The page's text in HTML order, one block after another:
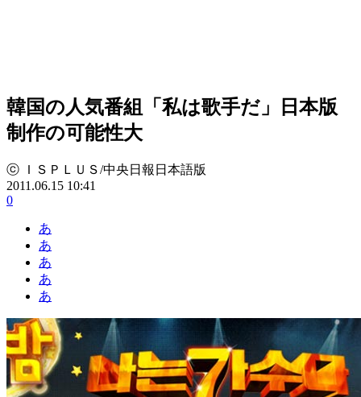
韓国の人気番組「私は歌手だ」日本版
制作の可能性大
ⓒ ＩＳＰＬＵＳ/中央日報日本語版
2011.06.15 10:41
0
あ
あ
あ
あ
あ